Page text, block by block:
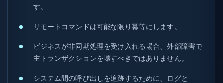
す。
リモートコマンドは可能な限り冪等にします。
ビジネスが非同期処理を受け入れる場合、外部障害で
主トランザクションを壊すべきではありません。
システム間の呼び出しを追跡するために、ログと